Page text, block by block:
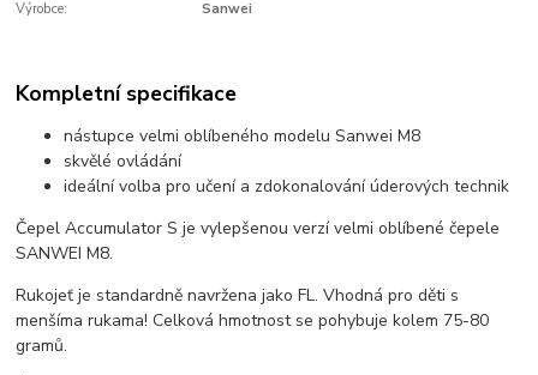
Výrobce:
Sanwei
Kompletní specifikace
nástupce velmi oblíbeného modelu Sanwei M8
skvělé ovládání
ideální volba pro učení a zdokonalování úderových technik
Čepel Accumulator S je vylepšenou verzí velmi oblíbené čepele
SANWEI M8.
Rukojeť je standardně navržena jako FL. Vhodná pro děti s
menšíma rukama! Celková hmotnost se pohybuje kolem 75-80
gramů.